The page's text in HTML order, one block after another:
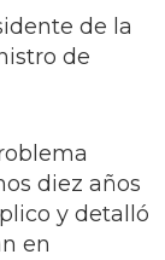
de la
de
diez años
y detalló
en